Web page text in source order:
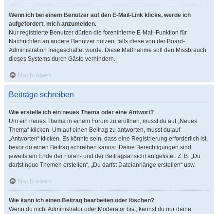
Wenn ich bei einem Benutzer auf den E-Mail-Link klicke, werde ich
aufgefordert, mich anzumelden.
Nur registrierte Benutzer dürfen die foreninterne E-Mail-Funktion für
Nachrichten an andere Benutzer nutzen, falls diese von der Board-
Administration freigeschaltet wurde. Diese Maßnahme soll den Missbrauch
dieses Systems durch Gäste verhindern.
Nach oben
Beiträge schreiben
Wie erstelle ich ein neues Thema oder eine Antwort?
Um ein neues Thema in einem Forum zu eröffnen, musst du auf „Neues
Thema“ klicken. Um auf einen Beitrag zu antworten, musst du auf
„Antworten“ klicken. Es könnte sein, dass eine Registrierung erforderlich ist,
bevor du einen Beitrag schreiben kannst. Deine Berechtigungen sind
jeweils am Ende der Foren- und der Beitragsansicht aufgelistet. Z. B. „Du
darfst neue Themen erstellen“, „Du darfst Dateianhänge erstellen“ usw.
Nach oben
Wie kann ich einen Beitrag bearbeiten oder löschen?
Wenn du nicht Administrator oder Moderator bist, kannst du nur deine